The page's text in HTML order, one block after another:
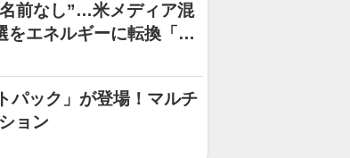
前なし”…米メディア混
をエネルギーに転換「闘
パック」が登場！マルチ
ョン